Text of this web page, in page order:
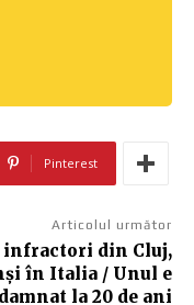
Pinterest
Articolul următor
infractori din Cluj,
în Italia / Unul e
la 20 de ani